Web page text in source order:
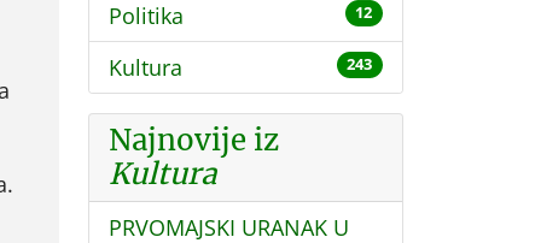
Politika 12
Kultura 243
Najnovije iz
Kultura
PRVOMAJSKI URANAK U